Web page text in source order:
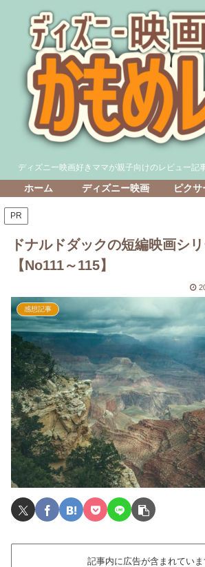
ディズニー映画好きママが親子向けのレビュー記
ホーム ディズニー映画 ピクサ
PR
ドナルドダックの短編映画シ
【No111～115】
感想記事
記事内に広告が含まれていま